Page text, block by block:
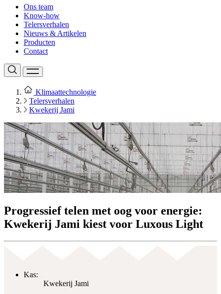
Ons team
Know-how
Telersverhalen
Nieuws & Artikelen
Producten
Contact
Klimaattechnologie
Telersverhalen
Kwekerij Jami
Progressief telen met oog voor energie:
Kwekerij Jami kiest voor Luxous Light
Kas:
Kwekerij Jami